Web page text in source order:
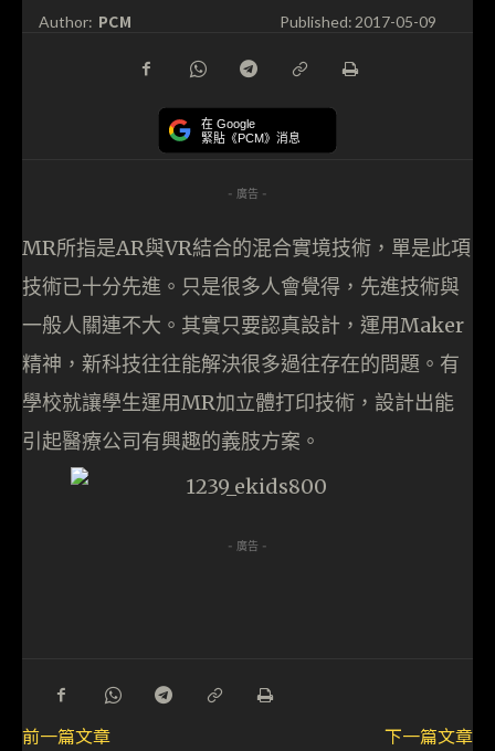
Author: PCM Published:2017-05-09
在 Google
緊貼《PCM》消息
- 廣告 -
MR所指是AR與VR結合的混合實境技術，單是此項
技術已十分先進。只是很多人會覺得，先進技術與
一般人關連不大。其實只要認真設計，運用Maker
精神，新科技往往能解決很多過往存在的問題。有
學校就讓學生運用MR加立體打印技術，設計出能
引起醫療公司有興趣的義肢方案。
- 廣告 -
前一篇文章
下一篇文章